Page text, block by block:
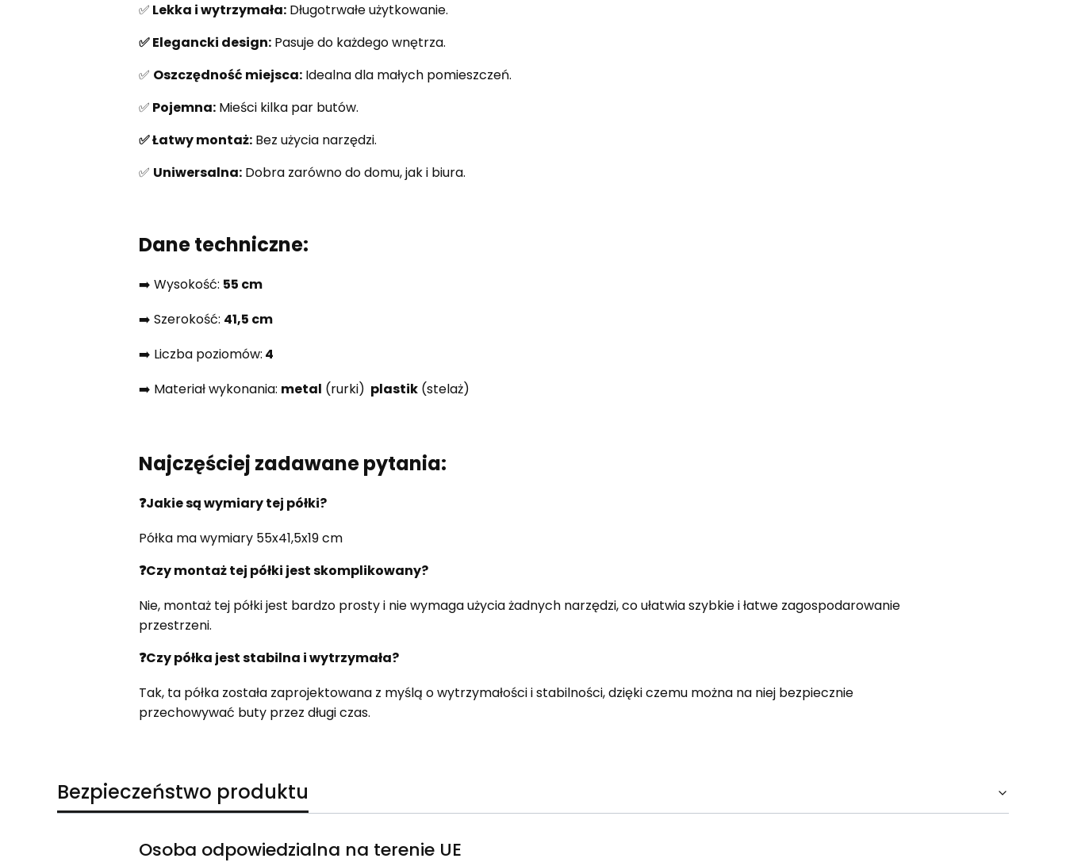
✅ Lekka i wytrzymała:Długotrwałe użytkowanie.
✅ Elegancki design:Pasuje do każdego wnętrza.
✅ Oszczędność miejsca:Idealna dla małych pomieszczeń.
✅ Pojemna:Mieści kilka par butów.
✅ Łatwy montaż:Bez użycia narzędzi.
✅ Uniwersalna:Dobra zarówno do domu, jak i biura.
Dane techniczne:
➡️ Wysokość: 55 cm
➡️ Szerokość: 41,5 cm
➡️ Liczba poziomów: 4
➡️ Materiał wykonania: metal (rurki) plastik(stelaż)
Najczęściej zadawane pytania:
❓Jakie są wymiary tej półki?
Półka ma wymiary 55x41,5x19 cm
❓Czy montaż tej półki jest skomplikowany?
Nie, montaż tej półki jest bardzo prosty i nie wymaga użycia żadnych narzędzi, co ułatwia szybkie i łatwe zagospodarowanie
przestrzeni.
❓Czy półka jest stabilna i wytrzymała?
Tak, ta półka została zaprojektowana z myślą o wytrzymałości i stabilności, dzięki czemu można na niej bezpiecznie
przechowywać buty przez długi czas.
Bezpieczeństwo produktu
Osoba odpowiedzialna na terenie UE